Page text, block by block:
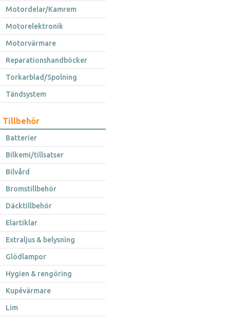
Motordelar/Kamrem
Motorelektronik
Motorvärmare
Reparationshandböcker
Torkarblad/Spolning
Tändsystem
Tillbehör
Batterier
Bilkemi/tillsatser
Bilvård
Bromstillbehör
Däcktillbehör
Elartiklar
Extraljus & belysning
Glödlampor
Hygien & rengöring
Kupévärmare
Lim